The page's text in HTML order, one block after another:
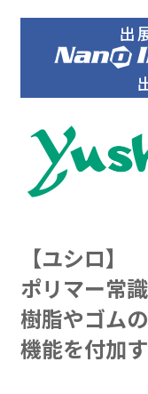
出
【ユシロ】
ポリマー常
樹脂やゴム
機能を付加